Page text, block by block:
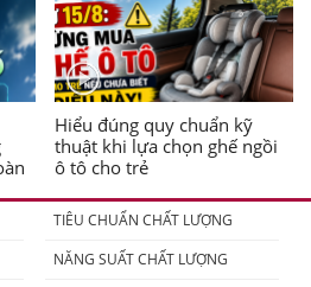
Hiểu đúng quy chuẩn kỹ
thuật khi lựa chọn ghế ngồi
ô tô cho trẻ
TIÊU CHUẨN CHẤT LƯỢNG
NĂNG SUẤT CHẤT LƯỢNG